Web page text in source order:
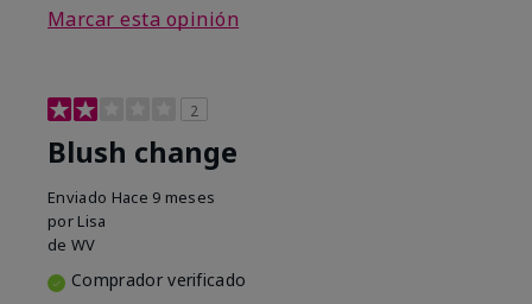
Marcar esta opinión
2
Blush change
Enviado Hace 9 meses
por Lisa
de WV
Comprador verificado